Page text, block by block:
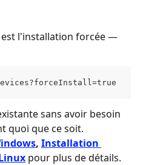
est l'installation forcée —
sans avoir besoin
quoi que ce soit.
, Installation
pour plus de détails.